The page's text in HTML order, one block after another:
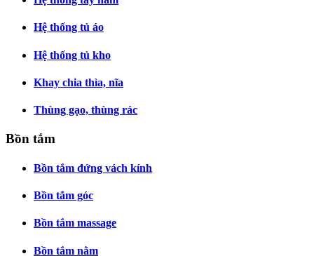
Hệ thống tủ áo
Hệ thống tủ kho
Khay chia thìa, nĩa
Thùng gạo, thùng rác
Bồn tắm
Bồn tắm đứng vách kính
Bồn tắm góc
Bồn tắm massage
Bồn tắm nằm